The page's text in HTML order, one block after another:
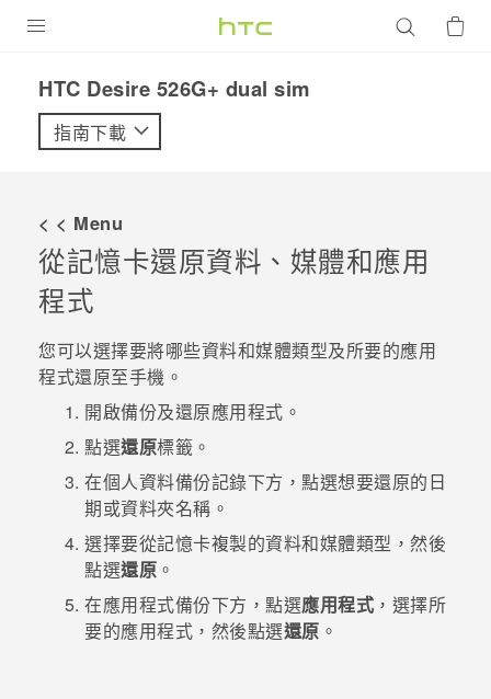
VIVE
配件
VIVERSE
優惠專區
焦點訊息
企業採購
銷售門市
銷售通路
支援服務
VIVELAND
HTC Desire 526G+ dual sim‎
指南下載
< < Menu
從記憶卡還原資料、媒體和應用
程式
您可以選擇要將哪些資料和媒體類型及所要的應用
程式還原至手機。
開啟備份及還原應用程式。
點選還原標籤。
在個人資料備份記錄下方，點選想要還原的日
期或資料夾名稱。
選擇要從記憶卡複製的資料和媒體類型，然後
點選還原 。
在應用程式備份下方，點選應用程式 ，選擇所
要的應用程式，然後點選還原 。